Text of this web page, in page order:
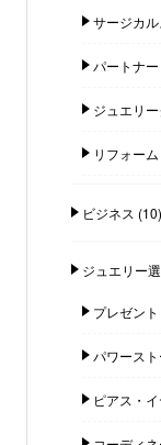
サージカ
パートナ
ジュエリ
リフォーム
ビジネス (10)
ジュエリー
プレゼント
パワース
ピアス・